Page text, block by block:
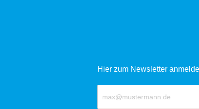
Hier zum Newsletter